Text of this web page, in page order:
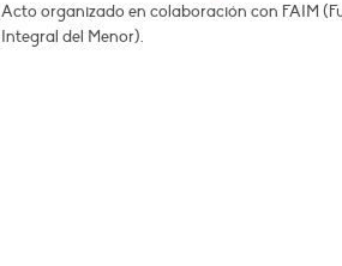
Acto organizado en colaboración con FAIM
Integral del Menor).